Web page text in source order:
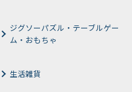
ジグソーパズル・テーブルゲー
ム・おもちゃ
生活雑貨